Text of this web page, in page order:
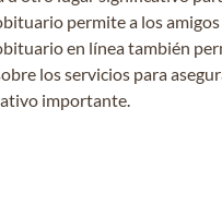
permite a los
en línea también
los servicios para
importante.